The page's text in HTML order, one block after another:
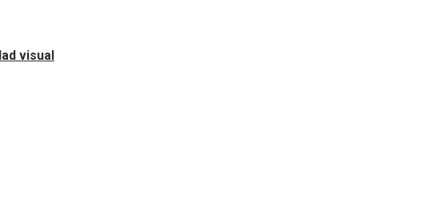
visual